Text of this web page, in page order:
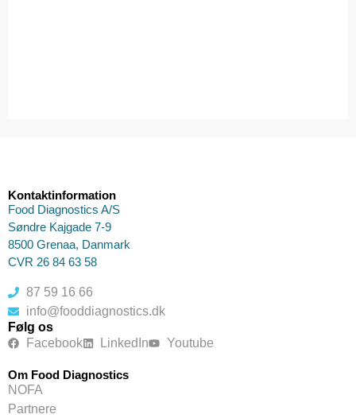
Kontaktinformation
Food Diagnostics A/S
Søndre Kajgade 7-9
8500 Grenaa, Danmark
CVR 26 84 63 58
87 59 16 66
info@fooddiagnostics.dk
Følg os
Facebook
LinkedIn Youtube
Om Food Diagnostics
NOFA
Partnere